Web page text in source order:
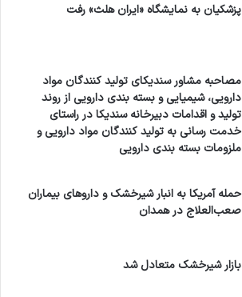
پزشکیان به نمایشگاه «ایران هلث» رفت
مصاحبه مشاور سندیکای تولید کنندگان مواد
دارویی، شیمیایی و بسته بندی دارویی از روند
تولید و اقدامات دبیرخانه سندیکا در راستای
خدمت رسانی به تولید کنندگان مواد دارویی و
ملزومات بسته بندی دارویی
حمله آمریکا به انبار شیرخشک و داروهای بیماران
صعب‌العلاج در همدان
بازار شیرخشک متعادل شد